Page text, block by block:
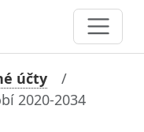
účty
2020-2034